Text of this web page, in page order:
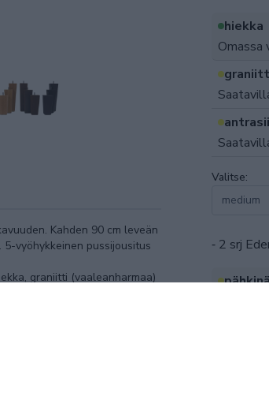
Kahden 90 cm leveän
vyöhykkeinen pussijousitus
graniitti (vaaleanharmaa)
reunassa olevista
kohtaan.
hiekka
Omassa
Valitse:
⁃ 2 srj